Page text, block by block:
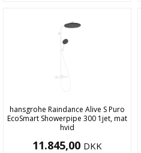
hansgrohe Raindance Alive S Puro
EcoSmart Showerpipe 300 1jet, mat
hvid
11.845,00 DKK